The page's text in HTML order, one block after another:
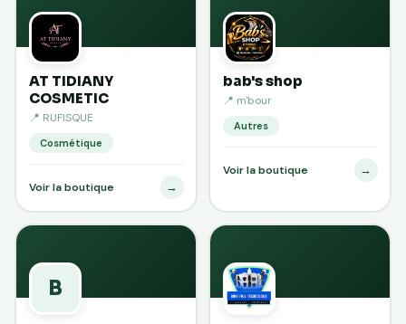
AT TIDIANY
COSMETIC
📍 RUFISQUE
Cosmétique
Voir la boutique →
bab's shop
📍 m'bour
Autres
Voir la boutique →
B